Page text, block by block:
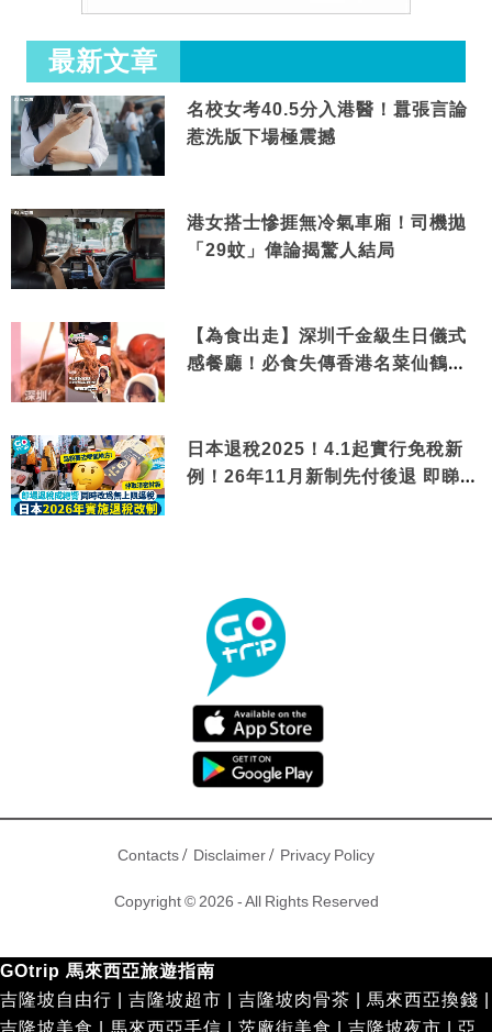
最新文章
名校女考40.5分入港醫！囂張言論
惹洗版下場極震撼
港女搭士慘捱無冷氣車廂！司機拋
「29蚊」偉論揭驚人結局
【為食出走】深圳千金級生日儀式
感餐廳！必食失傳香港名菜仙鶴神
日本退稅2025！4.1起實行免稅新
例！26年11月新制先付後退 即睇步
Contacts/ Disclaimer/ Privacy Policy
Copyright © 2026 - All Rights Reserved
GOtrip 馬來西亞旅遊指南
吉隆坡自由行
吉隆坡超市 吉隆坡肉骨茶 馬來西亞換錢
吉隆坡美食
馬來西亞手信 茨廠街美食 吉隆坡夜市 亞